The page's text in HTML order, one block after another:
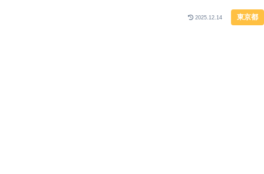
2025.12.14 東京都